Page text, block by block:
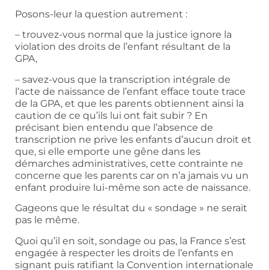
Posons-leur la question autrement :
– trouvez-vous normal que la justice ignore la
violation des droits de l’enfant résultant de la
GPA,
– savez-vous que la transcription intégrale de
l’acte de naissance de l’enfant efface toute trace
de la GPA, et que les parents obtiennent ainsi la
caution de ce qu’ils lui ont fait subir ? En
précisant bien entendu que l’absence de
transcription ne prive les enfants d’aucun droit et
que, si elle emporte une gêne dans les
démarches administratives, cette contrainte ne
concerne que les parents car on n’a jamais vu un
enfant produire lui-même son acte de naissance.
Gageons que le résultat du « sondage » ne serait
pas le même.
Quoi qu’il en soit, sondage ou pas, la France s’est
engagée à respecter les droits de l’enfants en
signant puis ratifiant la Convention internationale